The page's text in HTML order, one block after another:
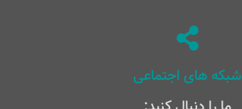
شبکه های اجتماعی